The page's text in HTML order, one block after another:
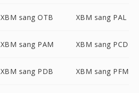
XBM sang OTB XBM sang PAL
XBM sang PAM XBM sang PCD
XBM sang PDB XBM sang PFM